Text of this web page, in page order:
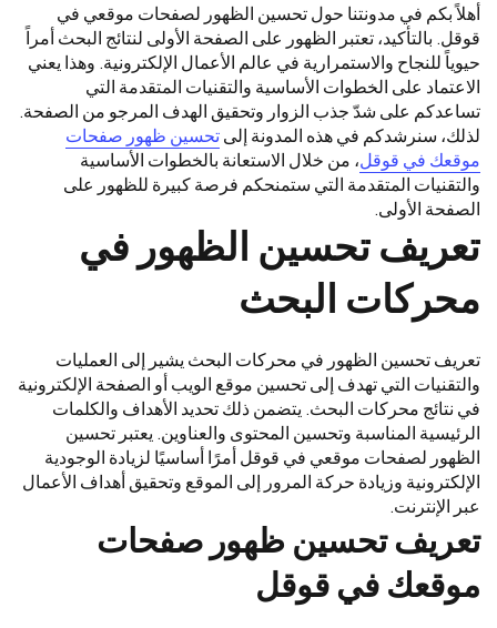
أهلاً بكم في مدونتنا حول تحسين الظهور لصفحات موقعي في
قوقل. بالتأكيد، تعتبر الظهور على الصفحة الأولى لنتائج البحث أمراً
حيوياً للنجاح والاستمرارية في عالم الأعمال الإلكترونية. وهذا يعني
الاعتماد على الخطوات الأساسية والتقنيات المتقدمة التي
تساعدكم على شدّ جذب الزوار وتحقيق الهدف المرجو من الصفحة.
لذلك، سنرشدكم في هذه المدونة إلىتحسين ظهور صفحات
موقعك في قوقل، من خلال الاستعانة بالخطوات الأساسية
والتقنيات المتقدمة التي ستمنحكم فرصة كبيرة للظهور على
الصفحة الأولى.
تعريف تحسين الظهور في
محركات البحث
تعريف تحسين الظهور في محركات البحث يشير إلى العمليات
والتقنيات التي تهدف إلى تحسين موقع الويب أو الصفحة الإلكترونية
في نتائج محركات البحث. يتضمن ذلك تحديد الأهداف والكلمات
الرئيسية المناسبة وتحسين المحتوى والعناوين. يعتبر تحسين
الظهور لصفحات موقعي في قوقل أمرًا أساسيًا لزيادة الوجودية
الإلكترونية وزيادة حركة المرور إلى الموقع وتحقيق أهداف الأعمال
عبر الإنترنت.
تعريف تحسين ظهور صفحات
موقعك في قوقل